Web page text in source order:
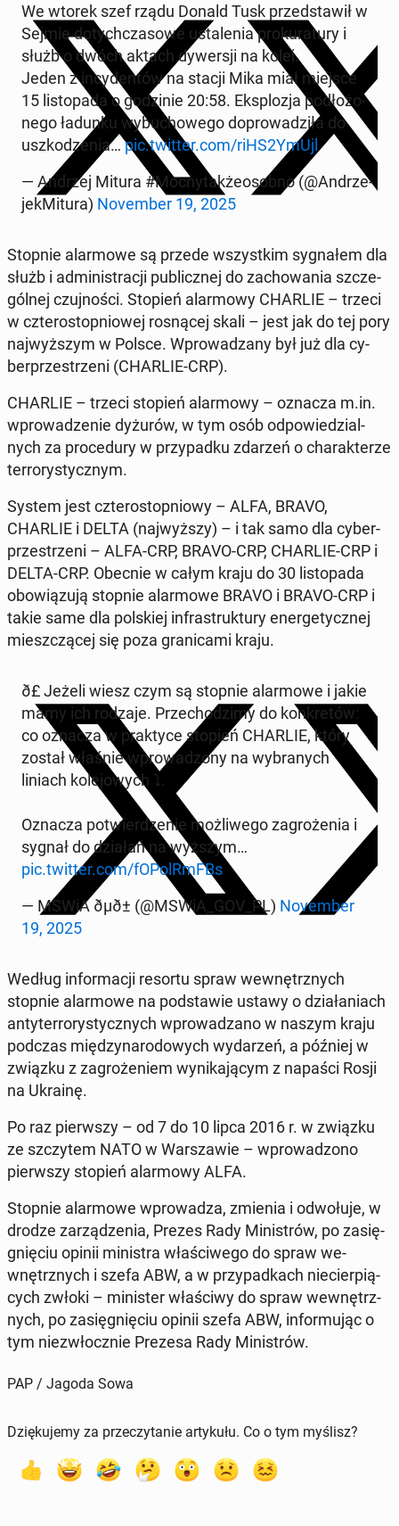
We wtorek szef rządu Donald Tusk przed­sta­wił w
Sejmie do­tych­cza­so­we usta­le­nia pro­ku­ra­tu­ry i
służb o dwóch aktach dy­wer­sji na kolei.
Jeden z in­cy­den­tów na stacji Mika miał miejsce
15 li­sto­pa­da o go­dzi­nie 20:58. Eks­plo­zja pod­ło­żo­
ne­go ładunku wy­bu­cho­we­go do­pro­wa­dzi­ła do
uszko­dze­nia…pic.twitter.com/riHS2YmUjl
— Andrzej Mitura #Moc­ny­tak­że­osob­no (@An­drze­
jek­Mi­tu­ra) No­vem­ber 19, 2025
Stopnie alar­mo­we są przede wszyst­kim sy­gna­łem dla
służb i ad­mi­ni­stra­cji pu­blicz­nej do za­cho­wa­nia szcze­
gól­nej czuj­no­ści. Stopień alar­mo­wy CHARLIE – trzeci
w czte­ro­stop­nio­wej ro­sną­cej skali – jest jak do tej pory
naj­wyż­szym w Polsce. Wpro­wa­dza­ny był już dla cy­
ber­prze­strze­ni (CHARLIE-CRP).
CHARLIE – trzeci stopień alar­mo­wy – oznacza m.in.
wpro­wa­dze­nie dyżurów, w tym osób od­po­wie­dzial­
nych za pro­ce­du­ry w przy­pad­ku zdarzeń o cha­rak­te­rze
ter­ro­ry­stycz­nym.
System jest czte­ro­stop­nio­wy – ALFA, BRAVO,
CHARLIE i DELTA (naj­wyż­szy) – i tak samo dla cy­ber­
prze­strze­ni – ALFA-CRP, BRAVO-CRP, CHARLIE-CRP i
DELTA-CRP. Obecnie w całym kraju do 30 li­sto­pa­da
obo­wią­zu­ją stopnie alar­mo­we BRAVO i BRAVO-CRP i
takie same dla pol­skiej in­fra­struk­tu­ry ener­ge­tycz­nej
miesz­czą­cej się poza gra­ni­ca­mi kraju.
ð£️ Jeżeli wiesz czym są stopnie alar­mo­we i jakie
mamy ich rodzaje. Prze­cho­dzi­my do kon­kre­tów:
co oznacza w prak­ty­ce stopień CHARLIE, który
został właśnie wpro­wa­dzo­ny na wy­bra­nych
liniach ko­le­jo­wych ⤵️.
Oznacza po­twier­dze­nie moż­li­we­go za­gro­że­nia i
sygnał do działań na wyższym…
pic.twitter.com/fO­PolRm­FBs
— MSWiA ðµð± (@MSWiA_GOV_PL) No­vem­ber
19, 2025
Według in­for­ma­cji resortu spraw we­wnętrz­nych
stopnie alar­mo­we na pod­sta­wie ustawy o dzia­ła­niach
an­ty­ter­ro­ry­stycz­nych wpro­wa­dza­no w naszym kraju
podczas mię­dzy­na­ro­do­wych wy­da­rzeń, a później w
związku z za­gro­że­niem wy­ni­ka­ją­cym z napaści Rosji
na Ukrainę.
Po raz pierw­szy – od 7 do 10 lipca 2016 r. w związku
ze szczy­tem NATO w War­sza­wie – wpro­wa­dzo­no
pierw­szy stopień alar­mo­wy ALFA.
Stopnie alar­mo­we wpro­wa­dza, zmienia i od­wo­łu­je, w
drodze za­rzą­dze­nia, Prezes Rady Mi­ni­strów, po za­się­
gnię­ciu opinii mi­ni­stra wła­ści­we­go do spraw we­
wnętrz­nych i szefa ABW, a w przy­pad­kach nie­cier­pią­
cych zwłoki – mi­ni­ster wła­ści­wy do spraw we­wnętrz­
nych, po za­się­gnię­ciu opinii szefa ABW, in­for­mu­jąc o
tym nie­zwłocz­nie Prezesa Rady Mi­ni­strów.
PAP / Jagoda Sowa
Dziękujemy za przeczytanie artykułu. Co o tym myślisz?